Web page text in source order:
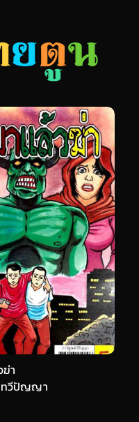
ฆ่า
ทวีปัญญา